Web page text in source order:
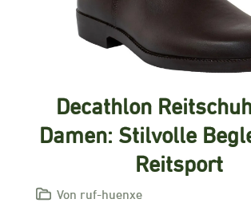
Decathlon
Damen: Stilvolle
Reitsport
Von ruf-huenxe